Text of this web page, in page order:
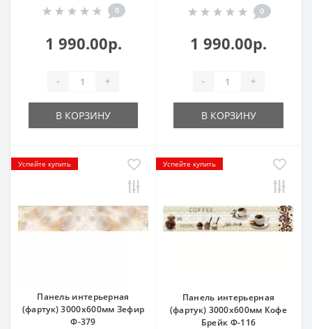
0
1 990.00р.
- +
В КОРЗИНУ
0
1 990.00р.
- +
В КОРЗИНУ
Успейте купить
Панель интерьерная
(фартук) 3000х600мм Зефир
Ф-379
Успейте купить
Панель интерьерная
(фартук) 3000х600мм Кофе
Брейк Ф-116